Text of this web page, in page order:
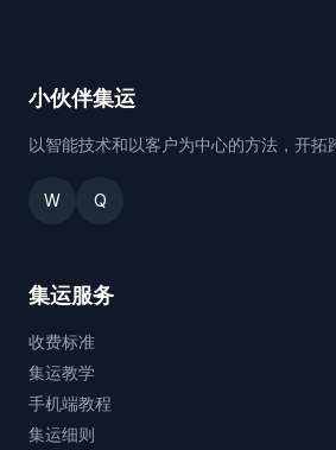
小伙伴集运
以智能技术和以客户为中心的方法，开拓
W Q
集运服务
收费标准
集运教学
手机端教程
集运细则